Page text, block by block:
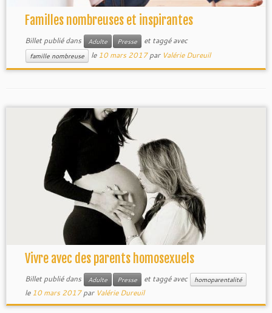
Familles nombreuses et inspirantes
Billet publié dans Adulte Presse et taggé avec
famille nombreuse le10 mars 2017 par Valérie Dureuil
Vivre avec des parents homosexuels
Billet publié dans Adulte Presse et taggé avec homoparentalité
le10 mars 2017 par Valérie Dureuil